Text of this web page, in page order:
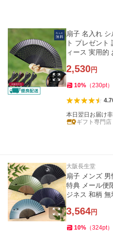
扇子 名入れ
ト プレゼント
ィース 実用的
2,530円
10% （230pt）
本日翌日お届け
ギフト専門店
大阪長生堂
扇子 メンズ
特典 メール便
ジネス 和柄 無
3,564円
10% （324pt）